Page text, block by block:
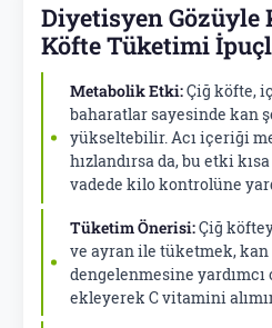
Diyetisyen Gözüyle
Köfte Tüketimi
Metabolik Etki:Çiğ köfte,
baharatlar sayesinde kan
yükseltebilir. Acı içeriği
hızlandırsa da, bu etki
vadede kilo kontrolüne
Tüketim Önerisi:Çiğ
ve ayran ile tüketmek,
dengelenmesine
ekleyerek C vitamini